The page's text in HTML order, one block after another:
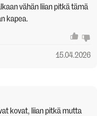
vähän liian pitkä tämä
kapea.
15.04.2026
kovat, liian pitkä mutta